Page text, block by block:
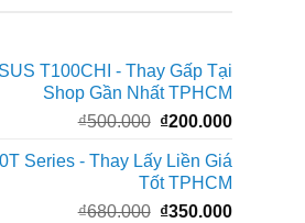
T100CHI - Thay Gấp Tại
Shop Gần Nhất TPHCM
₫500.000 Giá
là:
₫500.000.
₫200.000Giá
tại
Series - Thay Lấy Liền Giá
Tốt TPHCM
₫680.000 Giá
₫350.000Giá